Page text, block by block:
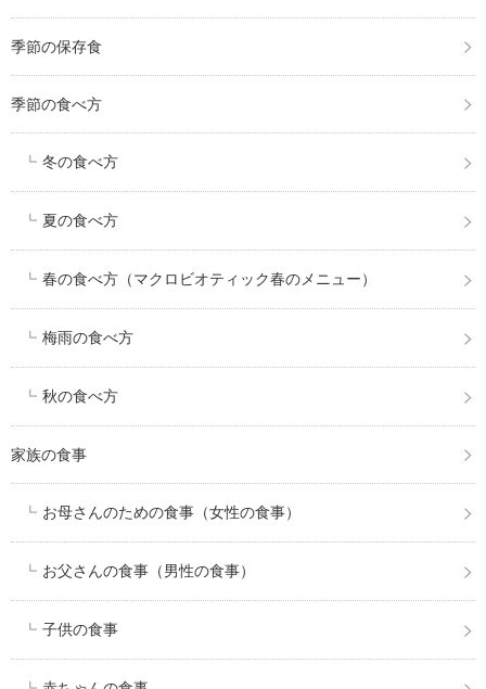
季節の保存食
季節の食べ方
冬の食べ方
夏の食べ方
春の食べ方（マクロビオティック春のメニュー）
梅雨の食べ方
秋の食べ方
家族の食事
お母さんのための食事（女性の食事）
お父さんの食事（男性の食事）
子供の食事